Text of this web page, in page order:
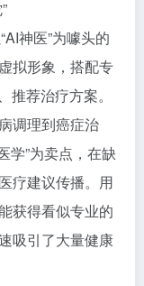
神医”为噱头的
拟形象，搭配专
荐治疗方案。
调理到癌症治
学”为卖点，在缺
疗建议传播。用
获得看似专业的
吸引了大量健康